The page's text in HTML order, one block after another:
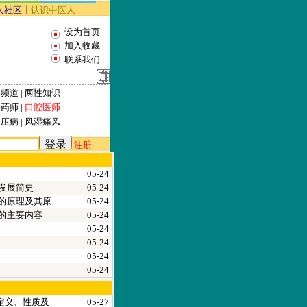
社区 ┊ 认识中医人
设为首页
加入收藏
联系我们
道 | 两性知识
药师 | 口腔医师
病 | 风湿痛风
登录 注册
05-24
展简史
05-24
原理及其原
05-24
主要内容
05-24
05-24
05-24
05-24
05-24
义、性质及 05-27